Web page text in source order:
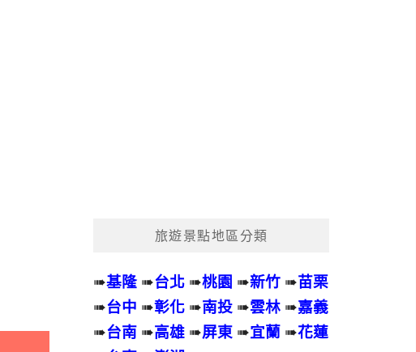
旅遊景點地區分類
➠基隆 ➠台北 ➠桃園 ➠新竹 ➠苗栗
➠台中 ➠彰化 ➠南投 ➠雲林 ➠嘉義
➠台南 ➠高雄 ➠屏東 ➠宜蘭 ➠花蓮